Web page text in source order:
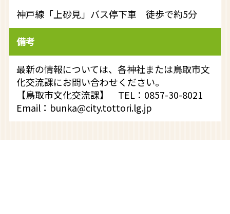
神戸線「上砂見」バス停下車 徒歩で約5分
備考
最新の情報については、各神社または鳥取市文
化交流課にお問い合わせください。
【鳥取市文化交流課】 TEL：0857-30-8021
Email：bunka@city.tottori.lg.jp